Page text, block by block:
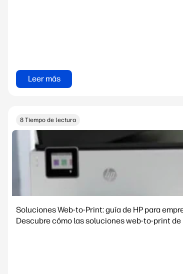
Leer más
8 Tiempo de lectura
Soluciones Web-to-Print: guía de HP para
Descubre cómo las soluciones web-to-print